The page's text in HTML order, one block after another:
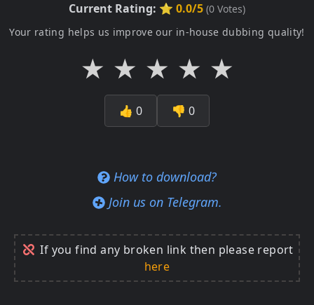
Current Rating: ⭐ 0.0/5 (0 Votes)
Your rating helps us improve our in-house dubbing quality!
★ ★ ★ ★ ★
👍 0 👎 0
How to download?
Join us on Telegram.
If you find any broken link then please report
here